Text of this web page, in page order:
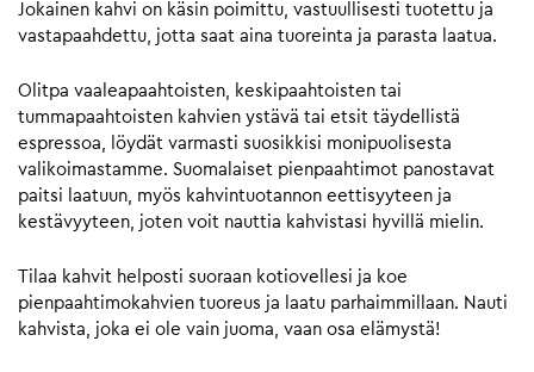
Jokainen kahvi on käsin poimittu, vastuullisesti tuotettu ja
vastapaahdettu, jotta saat aina tuoreinta ja parasta laatua.
Olitpa vaaleapaahtoisten, keskipaahtoisten tai
tummapaahtoisten kahvien ystävä tai etsit täydellistä
espressoa, löydät varmasti suosikkisi monipuolisesta
valikoimastamme. Suomalaiset pienpaahtimot panostavat
paitsi laatuun, myös kahvintuotannon eettisyyteen ja
kestävyyteen, joten voit nauttia kahvistasi hyvillä mielin.
Tilaa kahvit helposti suoraan kotiovellesi ja koe
pienpaahtimokahvien tuoreus ja laatu parhaimmillaan. Nauti
kahvista, joka ei ole vain juoma, vaan osa elämystä!